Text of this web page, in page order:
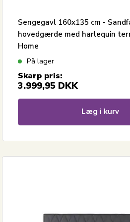
Sengegavl 160x135 cm -
hovedgærde med harlequin
Home
På lager
Skarp pris:
3.999,95 DKK
Læg i kurv